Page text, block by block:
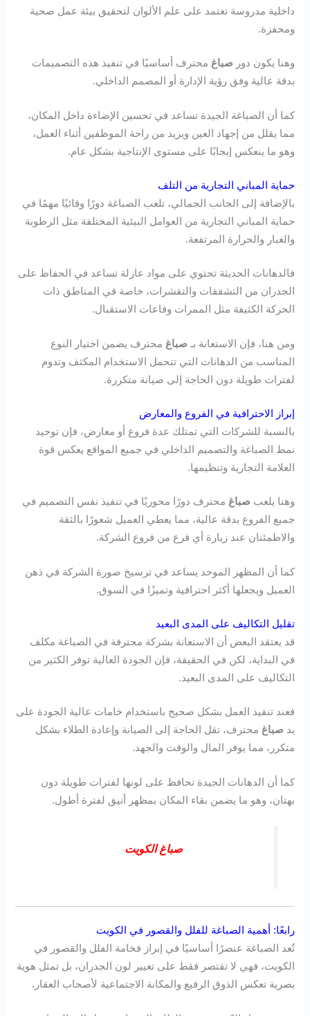
داخلية مدروسة تعتمد على علم الألوان لتحقيق بيئة عمل صحية
ومحفزة.
وهنا يكون دور صباغ محترف أساسيًا في تنفيذ هذه التصميمات
بدقة عالية وفق رؤية الإدارة أو المصمم الداخلي.
كما أن الصباغة الجيدة تساعد في تحسين الإضاءة داخل المكان،
مما يقلل من إجهاد العين ويزيد من راحة الموظفين أثناء العمل،
وهو ما ينعكس إيجابًا على مستوى الإنتاجية بشكل عام.
حماية المباني التجارية من التلف
بالإضافة إلى الجانب الجمالي، تلعب الصباغة دورًا وقائيًا مهمًا في
حماية المباني التجارية من العوامل البيئية المختلفة مثل الرطوبة
والغبار والحرارة المرتفعة.
فالدهانات الحديثة تحتوي على مواد عازلة تساعد في الحفاظ على
الجدران من التشققات والتقشرات، خاصة في المناطق ذات
الحركة الكثيفة مثل الممرات وقاعات الاستقبال.
ومن هنا، فإن الاستعانة بـ صباغ محترف يضمن اختيار النوع
المناسب من الدهانات التي تتحمل الاستخدام المكثف وتدوم
لفترات طويلة دون الحاجة إلى صيانة متكررة.
إبراز الاحترافية في الفروع والمعارض
بالنسبة للشركات التي تمتلك عدة فروع أو معارض، فإن توحيد
نمط الصباغة والتصميم الداخلي في جميع المواقع يعكس قوة
العلامة التجارية وتنظيمها.
وهنا يلعب صباغ محترف دورًا محوريًا في تنفيذ نفس التصميم في
جميع الفروع بدقة عالية، مما يعطي العميل شعورًا بالثقة
والاطمئنان عند زيارة أي فرع من فروع الشركة.
كما أن المظهر الموحد يساعد في ترسيخ صورة الشركة في ذهن
العميل ويجعلها أكثر احترافية وتميزًا في السوق.
تقليل التكاليف على المدى البعيد
قد يعتقد البعض أن الاستعانة بشركة محترفة في الصباغة مكلف
في البداية، لكن في الحقيقة، فإن الجودة العالية توفر الكثير من
التكاليف على المدى البعيد.
فعند تنفيذ العمل بشكل صحيح باستخدام خامات عالية الجودة على
يد صباغ محترف، تقل الحاجة إلى الصيانة وإعادة الطلاء بشكل
متكرر، مما يوفر المال والوقت والجهد.
كما أن الدهانات الجيدة تحافظ على لونها لفترات طويلة دون
بهتان، وهو ما يضمن بقاء المكان بمظهر أنيق لفترة أطول.
صباغ الكويت
رابعًا: أهمية الصباغة للفلل والقصور في الكويت
تُعد الصباغة عنصرًا أساسيًا في إبراز فخامة الفلل والقصور في
الكويت، فهي لا تقتصر فقط على تغيير لون الجدران، بل تمثل هوية
بصرية تعكس الذوق الرفيع والمكانة الاجتماعية لأصحاب العقار.